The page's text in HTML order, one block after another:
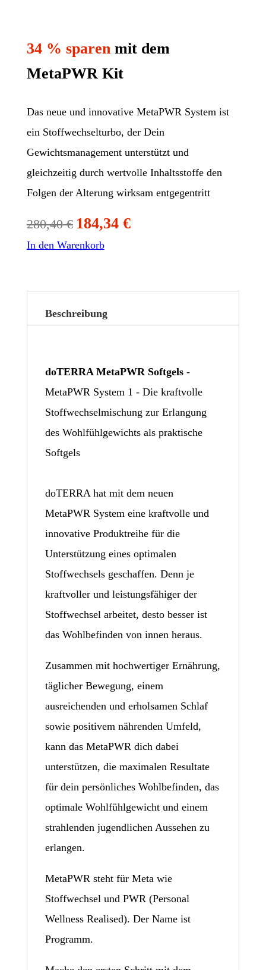
34 % sparenmit dem
MetaPWR Kit
Das neue und innovative MetaPWR System ist
ein Stoffwechselturbo, der Dein
Gewichtsmanagement unterstützt und
gleichzeitig durch wertvolle Inhaltsstoffe den
Folgen der Alterung wirksam entgegentritt
280,40€ 184,34€
In den Warenkorb
Beschreibung
doTERRA MetaPWR Softgels -
MetaPWR System 1 - Die kraftvolle
Stoffwechselmischung zur Erlangung
des Wohlfühlgewichts als praktische
Softgels
doTERRA hat mit dem neuen
MetaPWR System eine kraftvolle und
innovative Produktreihe für die
Unterstützung eines optimalen
Stoffwechsels geschaffen. Denn je
kraftvoller und leistungsfähiger der
Stoffwechsel arbeitet, desto besser ist
das Wohlbefinden von innen heraus.
Zusammen mit hochwertiger Ernährung,
täglicher Bewegung, einem
ausreichenden und erholsamen Schlaf
sowie positivem nährenden Umfeld,
kann das MetaPWR dich dabei
unterstützen, die maximalen Resultate
für dein persönliches Wohlbefinden, das
optimale Wohlfühlgewicht und einem
strahlenden jugendlichen Aussehen zu
erlangen.
MetaPWR steht für Meta wie
Stoffwechsel und PWR (Personal
Wellness Realised). Der Name ist
Programm.